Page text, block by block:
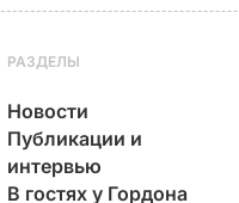
РАЗДЕЛЫ
Новости
Публикации и
интервью
В гостях у Гордона